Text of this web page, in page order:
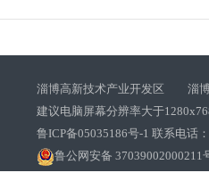
淄博高新技术产业开发区 淄博
建议电脑屏幕分辨率大于
鲁ICP备05035186号-1 联系电话
鲁公网安备 37039002000211